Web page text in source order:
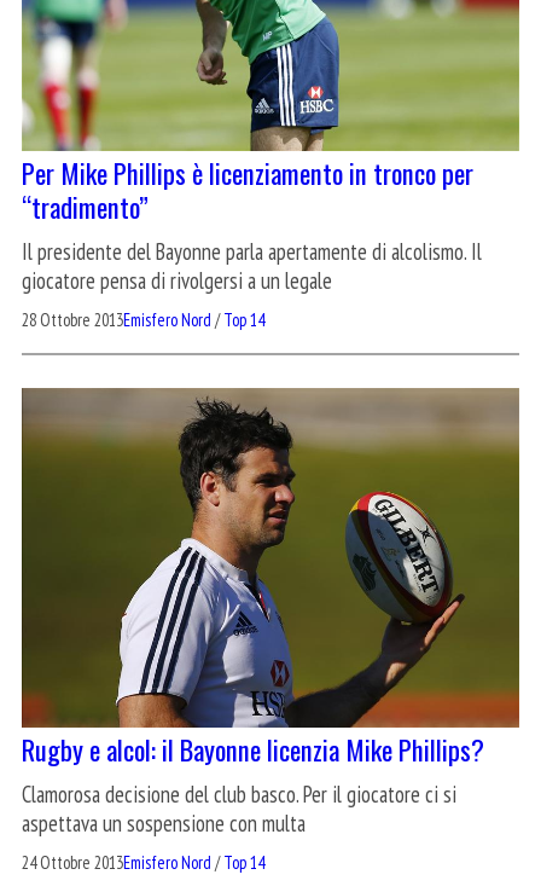
Per Mike Phillips è licenziamento in tronco per
“tradimento”
Il presidente del Bayonne parla apertamente di alcolismo. Il
giocatore pensa di rivolgersi a un legale
28 Ottobre 2013Emisfero Nord /Top 14
Rugby e alcol: il Bayonne licenzia Mike Phillips?
Clamorosa decisione del club basco. Per il giocatore ci si
aspettava un sospensione con multa
24 Ottobre 2013Emisfero Nord /Top 14